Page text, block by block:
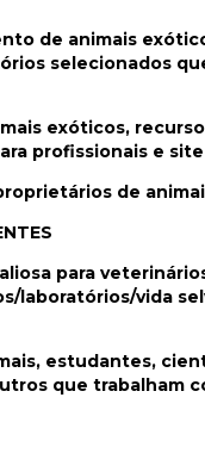
de animais
selecionados
exóticos,
profissionais e
de
para
laboratórios/vida
estudantes,
que trabalham